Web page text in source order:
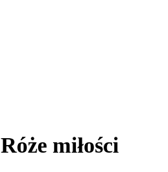
Róże miłości